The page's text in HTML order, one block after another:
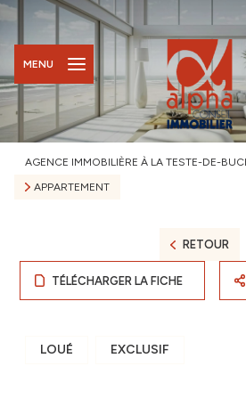
MENU
AGENCE IMMOBILIÈRE À LA TESTE-DE-
APPARTEMENT
RETOUR
TÉLÉCHARGER LA FICHE
LOUÉ EXCLUSIF